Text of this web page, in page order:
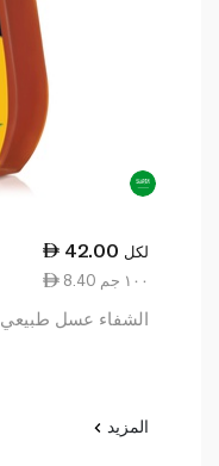
42.00 لكل
8.40 ١٠٠ جم
الشفاء عسل طبيعي 500 غرام
المزيد